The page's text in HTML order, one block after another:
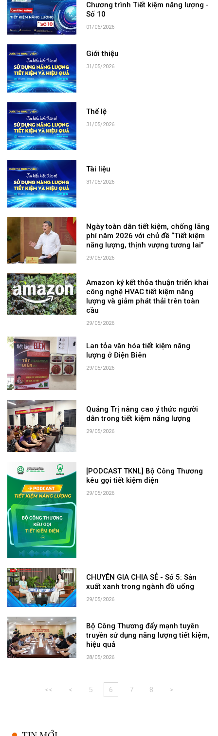
Chương trình Tiết kiệm năng lượng -
Số 10
01/06/2026
Giới thiệu
31/05/2026
Thể lệ
31/05/2026
Tài liệu
31/05/2026
Ngày toàn dân tiết kiệm, chống lãng
phí năm 2026 với chủ đề “Tiết kiệm
năng lượng, thịnh vượng tương lai”
29/05/2026
Amazon ký kết thỏa thuận triển khai
công nghệ HVAC tiết kiệm năng
lượng và giảm phát thải trên toàn
cầu
29/05/2026
Lan tỏa văn hóa tiết kiệm năng
lượng ở Điện Biên
29/05/2026
Quảng Trị nâng cao ý thức người
dân trong tiết kiệm năng lượng
29/05/2026
[PODCAST TKNL] Bộ Công Thương
kêu gọi tiết kiệm điện
29/05/2026
CHUYÊN GIA CHIA SẺ - Số 5: Sản
xuất xanh trong ngành đồ uống
29/05/2026
Bộ Công Thương đẩy mạnh tuyên
truyền sử dụng năng lượng tiết kiệm,
hiệu quả
28/05/2026
<< < 5 6 7 8 >